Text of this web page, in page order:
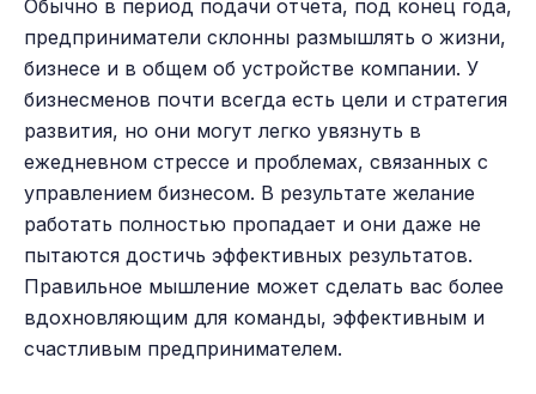
Обычно в период подачи отчета, под конец года,
предприниматели склонны размышлять о жизни,
бизнесе и в общем об устройстве компании. У
бизнесменов почти всегда есть цели и стратегия
развития, но они могут легко увязнуть в
ежедневном стрессе и проблемах, связанных с
управлением бизнесом. В результате желание
работать полностью пропадает и они даже не
пытаются достичь эффективных результатов.
Правильное мышление может сделать вас более
вдохновляющим для команды, эффективным и
счастливым предпринимателем.